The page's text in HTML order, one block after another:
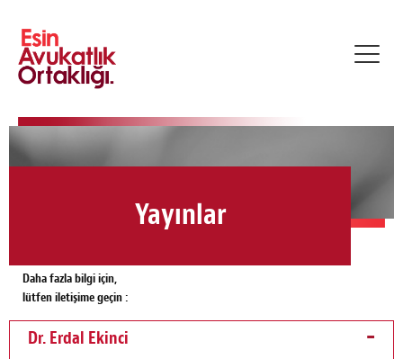
Yayınlar
Daha fazla bilgi için,
lütfen iletişime geçin :
Dr. Erdal Ekinci